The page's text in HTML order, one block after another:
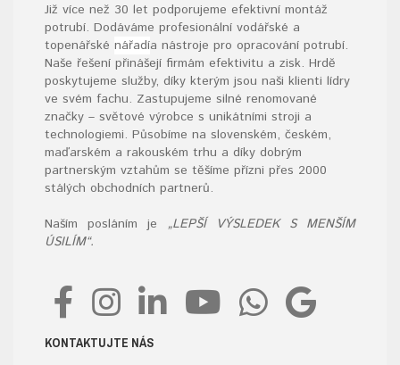
Již více než 30 let podporujeme efektivní montáž
potrubí. Dodáváme profesionální vodářské a
topenářské nářadía nástroje pro opracování potrubí.
Naše řešení přinášejí firmám efektivitu a zisk. Hrdě
poskytujeme služby, díky kterým jsou naši klienti lídry
ve svém fachu. Zastupujeme silné renomované
značky – světové výrobce s unikátními stroji a
technologiemi. Působíme na slovenském, českém,
maďarském a rakouském trhu a díky dobrým
partnerským vztahům se těšíme přízni přes 2000
stálých obchodních partnerů.
Naším posláním je „LEPŠÍ VÝSLEDEK S MENŠÍM
ÚSILÍM“.
KONTAKTUJTE NÁS